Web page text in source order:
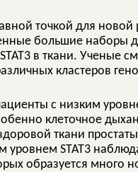
точкой для
большие наборы
в ткани. Ученые
кластеров
с низким
клеточное
ткани
уровнем STAT3
образуется много